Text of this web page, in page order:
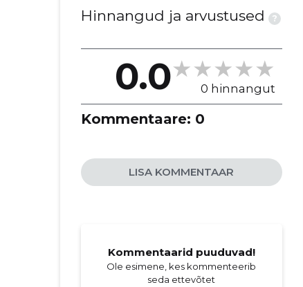
Hinnangud ja arvustused ?
0.0 0 hinnangut
Kommentaare: 0
LISA KOMMENTAAR
Kommentaarid puuduvad!
Ole esimene, kes kommenteerib
seda ettevõtet